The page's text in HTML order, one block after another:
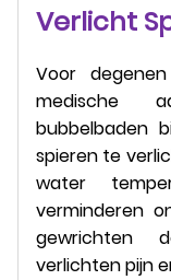
Verlicht
Voor
medische
bubbelbaden
spieren te
water
verminderen
gewrichten
verlichten pijn